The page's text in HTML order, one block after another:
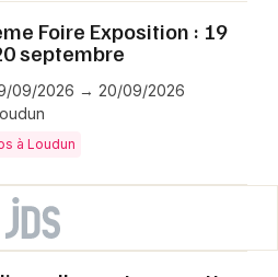
Foire Exposition : 19
septembre
09/2026 → 20/09/2026
à Loudun